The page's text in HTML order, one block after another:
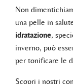
Non
una pelle in
idratazione,
inverno, può
per tonificare le
Scopri i nostri